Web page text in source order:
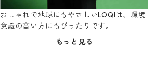
おしゃれで地球にもやさしいLOQIは、環境
意識の高い方にもぴったりです。
もっと見る